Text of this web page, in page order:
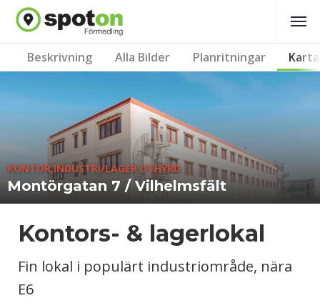
Beskrivning Alla Bilder Planritningar Karta
KONTOR,INDUSTRI/LAGER UTHYRD
Montörgatan 7 / Vilhelmsfält
Kontors- & lagerlokal
Fin lokal i populärt industriområde, nära
E6